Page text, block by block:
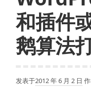
和插件
鹅算法
发表于2012 年 6 月 2 日